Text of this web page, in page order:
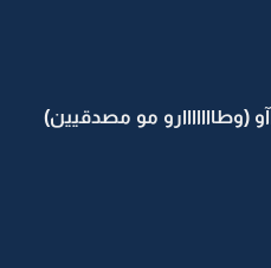
(وطااااااارو مو مصدقيين)